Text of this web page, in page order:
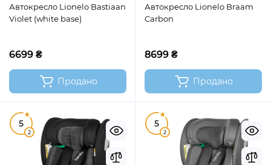
Автокресло Lionelo Bastiaan
Violet (white base)
6699 ₴
Продано
Автокресло Lionelo Braam
Carbon
8699 ₴
Продано
5
2
5
2